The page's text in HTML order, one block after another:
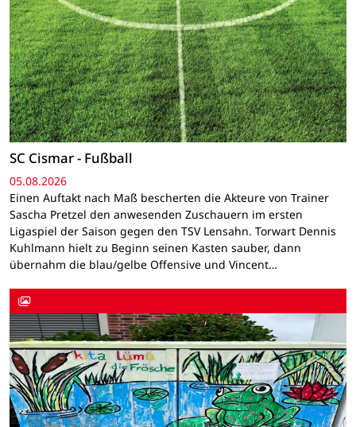
SC Cismar - Fußball
05.08.2026
Einen Auftakt nach Maß bescherten die Akteure von Trainer
Sascha Pretzel den anwesenden Zuschauern im ersten
Ligaspiel der Saison gegen den TSV Lensahn. Torwart Dennis
Kuhlmann hielt zu Beginn seinen Kasten sauber, dann
übernahm die blau/gelbe Offensive und Vincent…